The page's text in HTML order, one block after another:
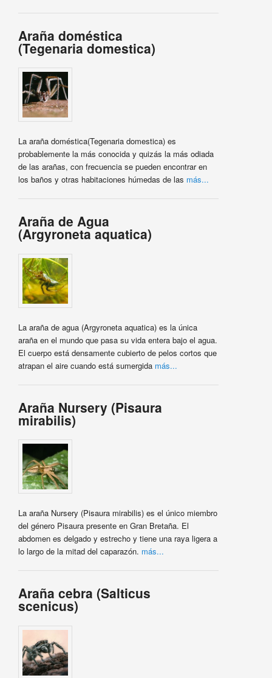
Araña doméstica
(Tegenaria domestica)
La araña doméstica(Tegenaria domestica) es
probablemente la más conocida y quizás la más odiada
de las arañas, con frecuencia se pueden encontrar en
los baños y otras habitaciones húmedas de las más...
Araña de Agua
(Argyroneta aquatica)
La araña de agua (Argyroneta aquatica) es la única
araña en el mundo que pasa su vida entera bajo el agua.
El cuerpo está densamente cubierto de pelos cortos que
atrapan el aire cuando está sumergida más...
Araña Nursery (Pisaura
mirabilis)
La araña Nursery (Pisaura mirabilis) es el único miembro
del género Pisaura presente en Gran Bretaña. El
abdomen es delgado y estrecho y tiene una raya ligera a
lo largo de la mitad del caparazón. más...
Araña cebra (Salticus
scenicus)